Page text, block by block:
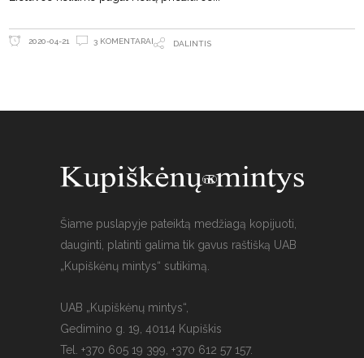
2020-04-21 3 KOMENTARAI DALINTIS
Šiame puslapyje pateiktą medžiagą kopijuoti,
dauginti, platinti galima tik gavus raštišką UAB
„Kupiškėnų mintys“ sutikimą.
UAB „Kupiškėnų mintys“,
Gedimino g. 19, 40114 Kupiškis
Tel. +370 605 19 399, +370 612 57 157.